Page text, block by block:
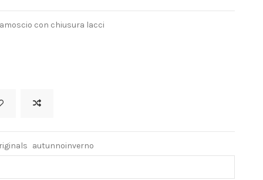
con chiusura lacci
autunnoinverno